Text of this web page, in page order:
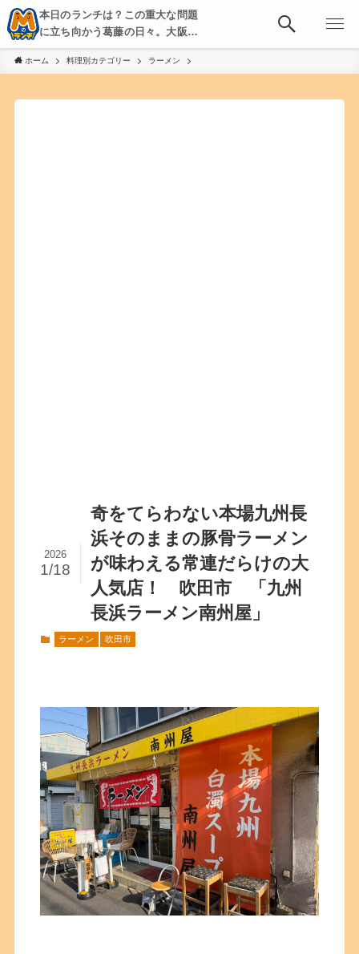
本日のランチは？この重大な問題
に立ち向かう葛藤の日々。大阪・
京都・神戸を中心とした食べ歩
き、飲み歩きを綴る。
ホーム 料理別カテゴリー ラーメン
奇をてらわない本場九州長
浜そのままの豚骨ラーメン
が味わえる常連だらけの大
人気店！ 吹田市 「九州
長浜ラーメン南州屋」
2026
1/18
ラーメン 吹田市